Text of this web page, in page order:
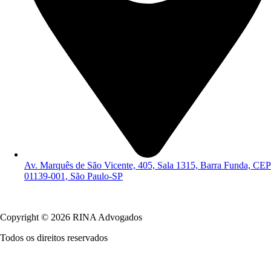
Av. Marquês de São Vicente, 405, Sala 1315, Barra Funda, CEP
01139-001, São Paulo-SP
Copyright © 2026 RINA Advogados
Todos os direitos reservados